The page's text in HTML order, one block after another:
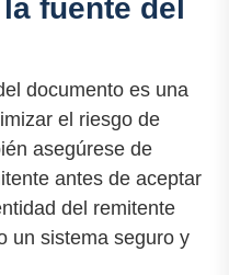
fuente del
documento es una
el riesgo de
asegúrese de
antes de aceptar
del remitente
un sistema seguro y